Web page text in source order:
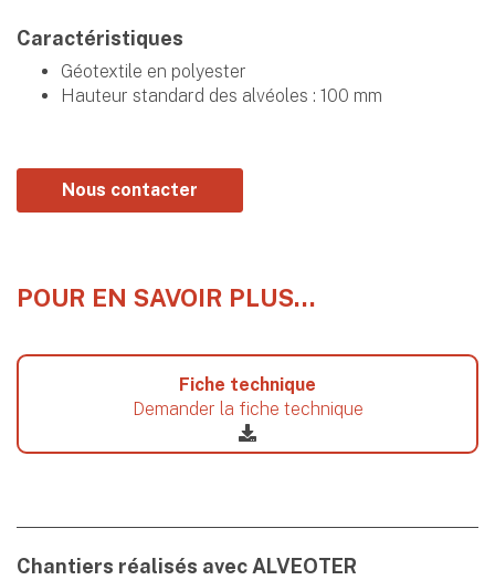
Caractéristiques
Géotextile en polyester
Hauteur standard des alvéoles : 100 mm
Nous contacter
POUR EN SAVOIR PLUS…
Fiche technique
Demander la fiche technique
Chantiers réalisés avec ALVEOTER